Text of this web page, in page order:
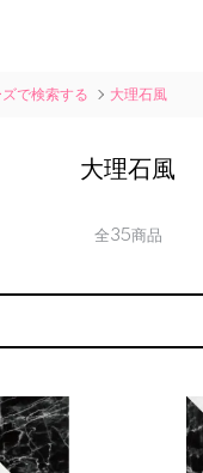
で検索する 大理石風
大理石風
全35商品